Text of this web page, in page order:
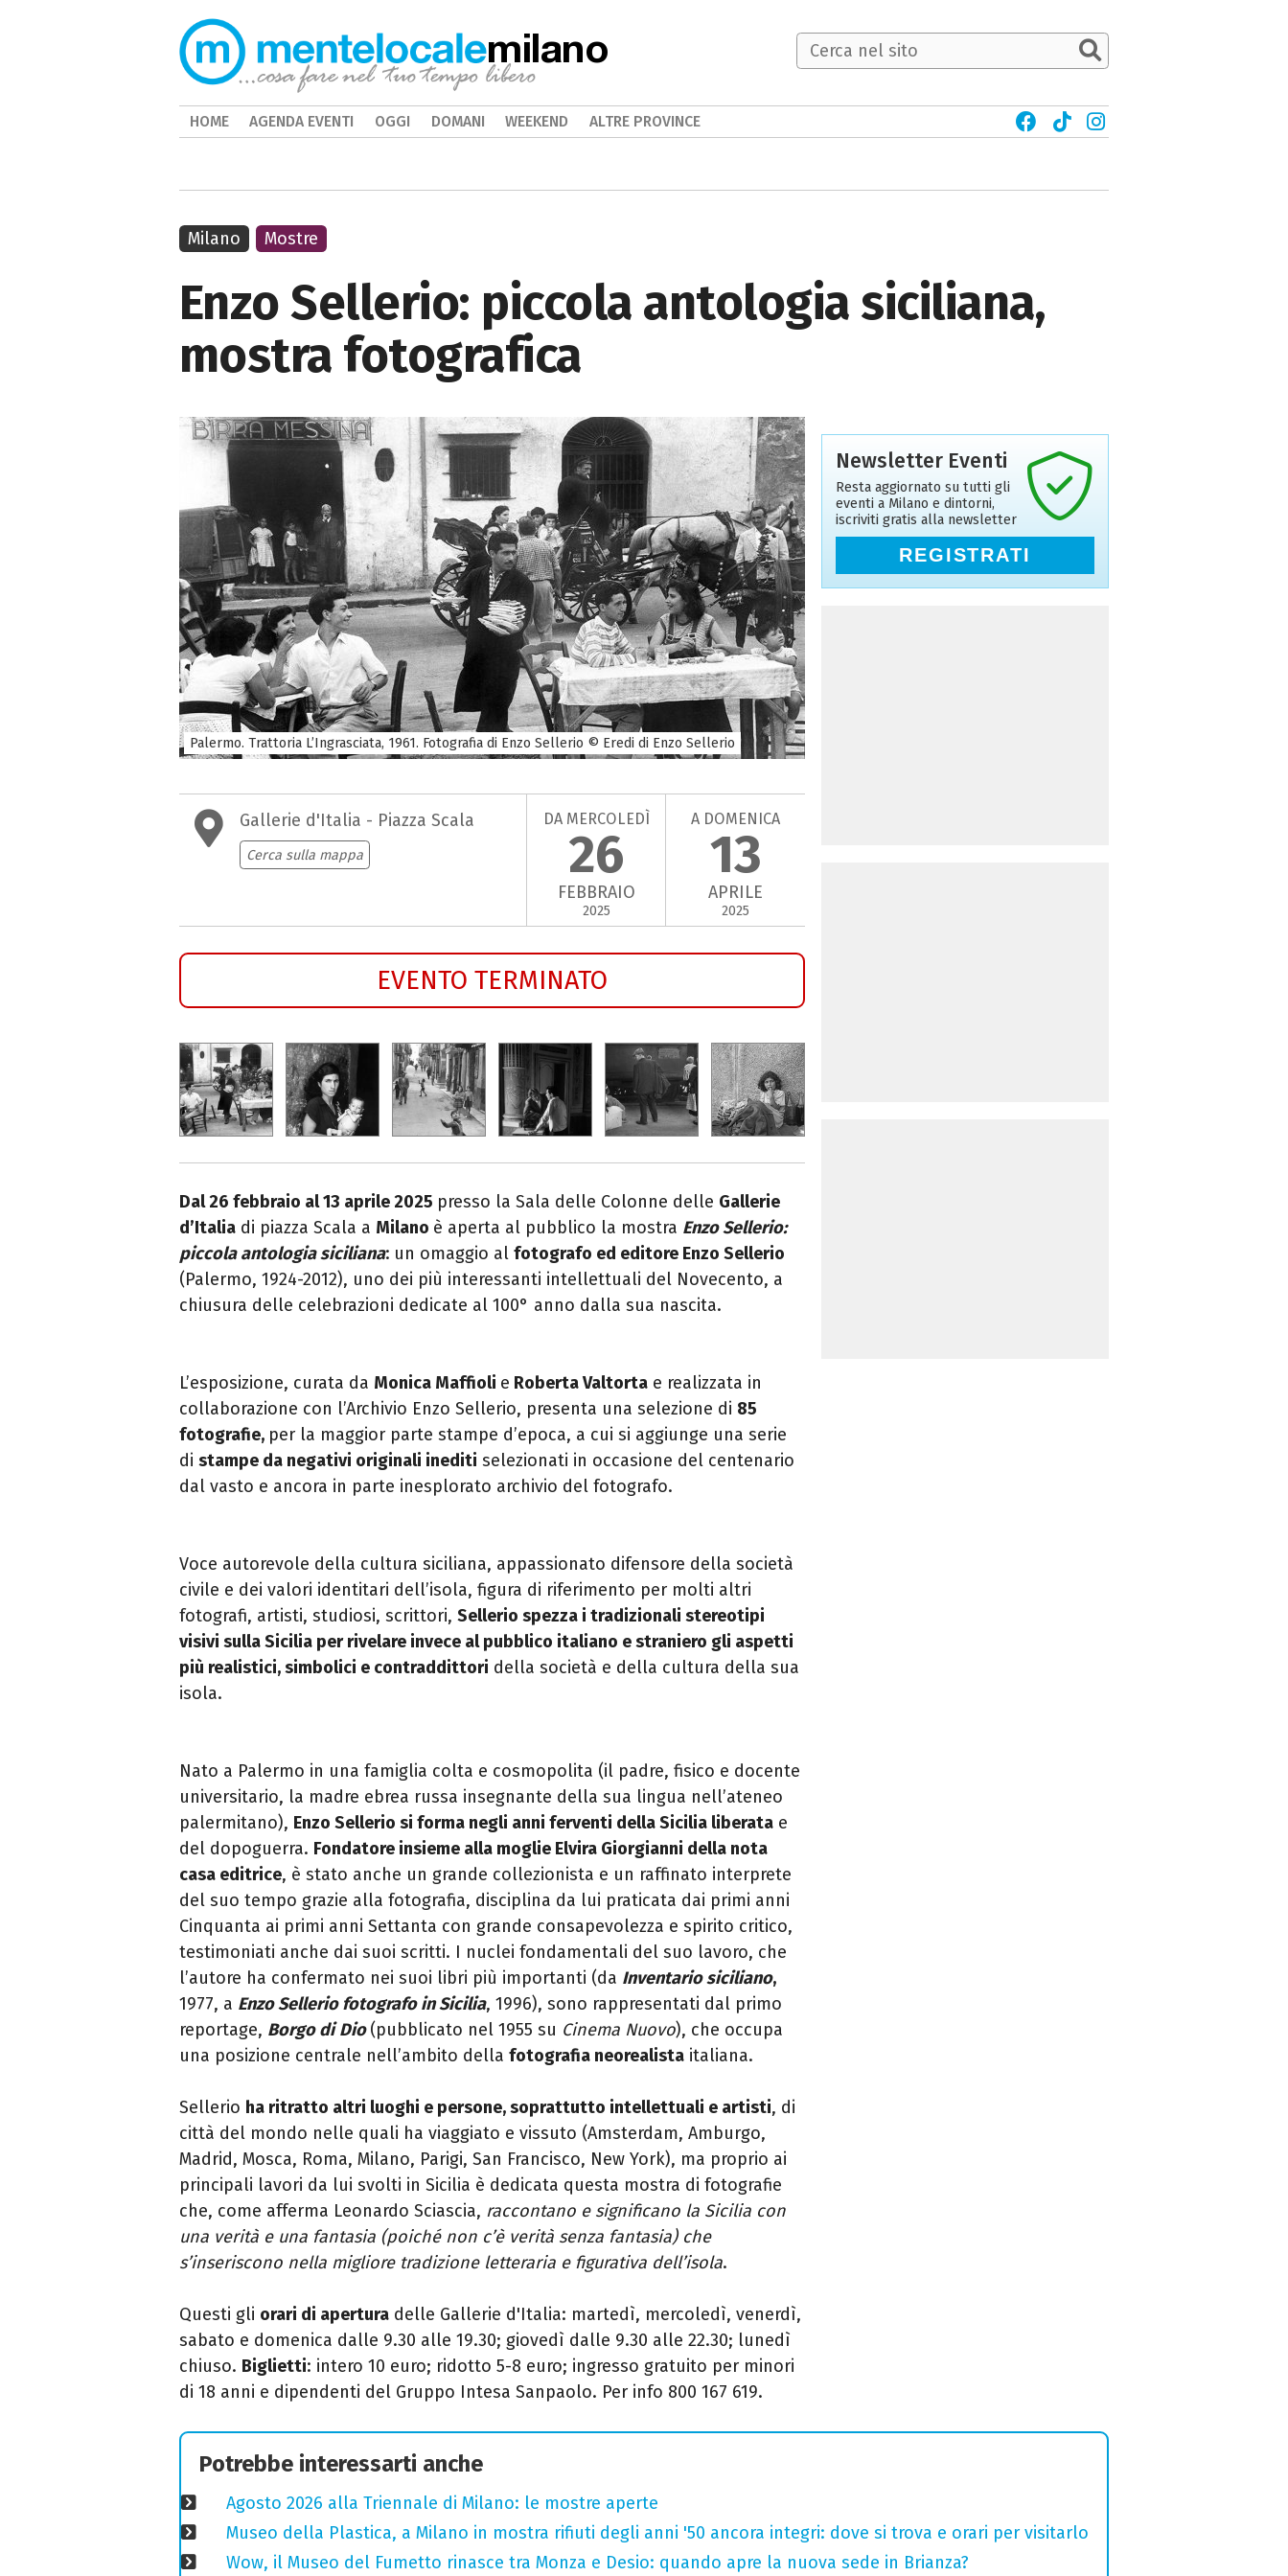
Enzo Sellerio: piccola antologia siciliana,
mostra fotografica
Palermo. Trattoria L’Ingrasciata, 1961. Fotografia di Enzo Sellerio © Eredi di Enzo Sellerio
Gallerie d'Italia - Piazza Scala
Cerca sulla mappa
DA MERCOLEDÌ
26
FEBBRAIO
2025
A DOMENICA
13
APRILE
2025
EVENTO TERMINATO
Dal 26 febbraio al 13 aprile 2025 presso la Sala delle Colonne delle Gallerie
d’Italia di piazza Scala a Milano è aperta al pubblico la mostra Enzo Sellerio:
piccola antologia siciliana: un omaggio al fotografo ed editore Enzo Sellerio
(Palermo, 1924-2012), uno dei più interessanti intellettuali del Novecento, a
chiusura delle celebrazioni dedicate al 100° anno dalla sua nascita.
L’esposizione, curata da Monica Maffioli e Roberta Valtorta e realizzata in
collaborazione con l’Archivio Enzo Sellerio, presenta una selezione di 85
fotografie, per la maggior parte stampe d’epoca, a cui si aggiunge una serie
di stampe da negativi originali inediti selezionati in occasione del centenario
dal vasto e ancora in parte inesplorato archivio del fotografo.
Voce autorevole della cultura siciliana, appassionato difensore della società
civile e dei valori identitari dell’isola, figura di riferimento per molti altri
fotografi, artisti, studiosi, scrittori, Sellerio spezza i tradizionali stereotipi
visivi sulla Sicilia per rivelare invece al pubblico italiano e straniero gli aspetti
più realistici, simbolici e contraddittori della società e della cultura della sua
isola.
Nato a Palermo in una famiglia colta e cosmopolita (il padre, fisico e docente
universitario, la madre ebrea russa insegnante della sua lingua nell’ateneo
palermitano), Enzo Sellerio si forma negli anni ferventi della Sicilia liberata e
del dopoguerra. Fondatore insieme alla moglie Elvira Giorgianni della nota
casa editrice, è stato anche un grande collezionista e un raffinato interprete
del suo tempo grazie alla fotografia, disciplina da lui praticata dai primi anni
Cinquanta ai primi anni Settanta con grande consapevolezza e spirito critico,
testimoniati anche dai suoi scritti. I nuclei fondamentali del suo lavoro, che
l’autore ha confermato nei suoi libri più importanti (da Inventario siciliano,
1977, a Enzo Sellerio fotografo in Sicilia, 1996), sono rappresentati dal primo
reportage, Borgo di Dio(pubblicato nel 1955 su Cinema Nuovo), che occupa
una posizione centrale nell’ambito della fotografia neorealista italiana.
Sellerio ha ritratto altri luoghi e persone, soprattutto intellettuali e artisti, di
città del mondo nelle quali ha viaggiato e vissuto (Amsterdam, Amburgo,
Madrid, Mosca, Roma, Milano, Parigi, San Francisco, New York), ma proprio ai
principali lavori da lui svolti in Sicilia è dedicata questa mostra di fotografie
che, come afferma Leonardo Sciascia, raccontano e significano la Sicilia con
una verità e una fantasia (poiché non c’è verità senza fantasia) che
s’inseriscono nella migliore tradizione letteraria e figurativa dell’isola.
Questi gli orari di apertura delle Gallerie d'Italia: martedì, mercoledì, venerdì,
sabato e domenica dalle 9.30 alle 19.30; giovedì dalle 9.30 alle 22.30; lunedì
chiuso. Biglietti: intero 10 euro; ridotto 5-8 euro; ingresso gratuito per minori
di 18 anni e dipendenti del Gruppo Intesa Sanpaolo. Per info 800 167 619.
Milano Mostre
Newsletter Eventi
Resta aggiornato su tutti gli
eventi a Milano e dintorni,
iscriviti gratis alla newsletter
REGISTRATI
Potrebbe interessarti anche
Agosto 2026 alla Triennale di Milano: le mostre aperte
Museo della Plastica, a Milano in mostra rifiuti degli anni '50 ancora integri: dove si trova e orari per visitarlo
Wow, il Museo del Fumetto rinasce tra Monza e Desio: quando apre la nuova sede in Brianza?
milano
HOME AGENDA EVENTI OGGI DOMANI WEEKEND ALTRE PROVINCE